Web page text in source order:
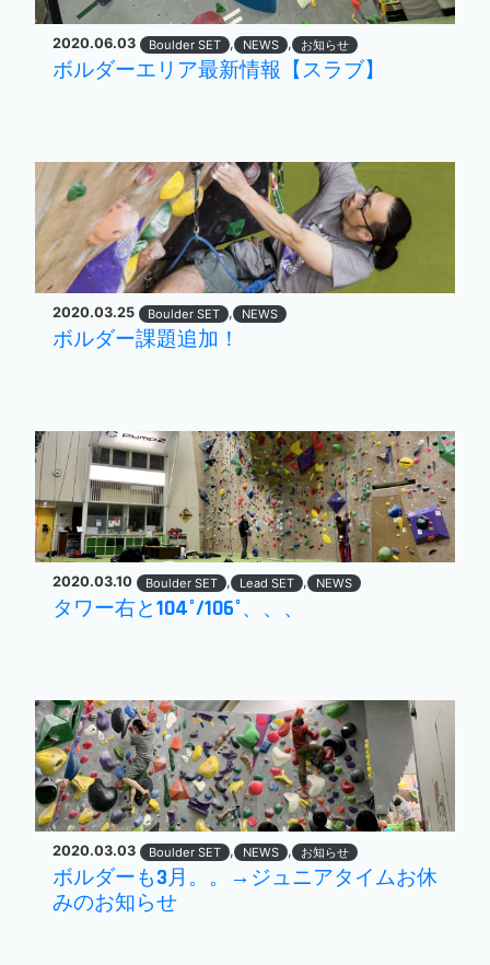
2020.06.03 Boulder SET , NEWS , お知らせ
ボルダーエリア最新情報【スラブ】
2020.03.25 Boulder SET , NEWS
ボルダー課題追加！
2020.03.10 Boulder SET , Lead SET , NEWS
タワー右と104°/106°、、、
2020.03.03 Boulder SET , NEWS , お知らせ
ボルダーも3月。。→ジュニアタイムお休
みのお知らせ